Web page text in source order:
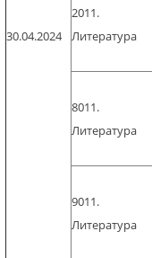
30.04.2024
2011.
Литература
8011.
Литература
9011.
Литература